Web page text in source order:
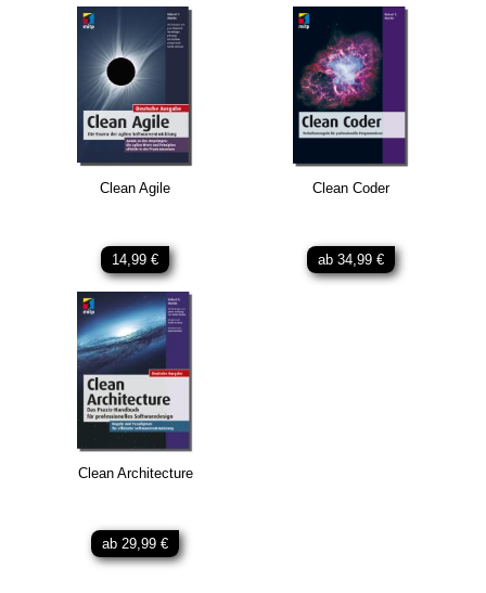
Clean Agile
14,99 €
Clean Coder
ab 34,99 €
Clean Architecture
ab 29,99 €